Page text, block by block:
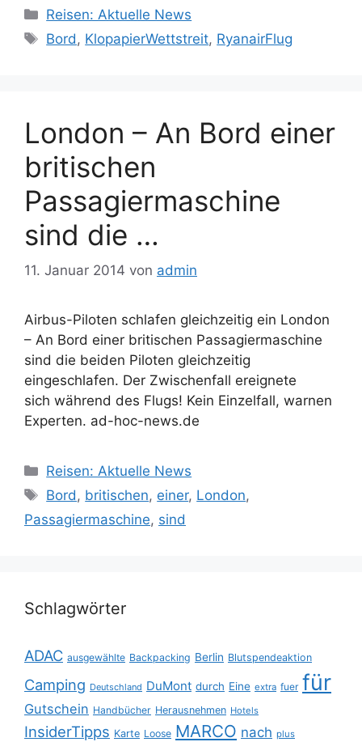
Kategorien
Reisen: Aktuelle News
Schlagwörter
Bord , KlopapierWettstreit, RyanairFlug
London – An Bord einer
britischen
Passagiermaschine
sind die …
11. Januar 2014 von admin
Airbus-Piloten schlafen gleichzeitig ein London
– An Bord einer britischen Passagiermaschine
sind die beiden Piloten gleichzeitig
eingeschlafen. Der Zwischenfall ereignete
sich während des Flugs! Kein Einzelfall, warnen
Experten. ad-hoc-news.de
Kategorien
Reisen: Aktuelle News
Schlagwörter
Bord, britischen, einer, London,
Passagiermaschine, sind
Schlagwörter
ADAC ausgewählte Backpacking Berlin Blutspendeaktion
Camping Deutschland DuMont durch Eine extra fuer für
Gutschein Handbücher Herausnehmen Hotels
InsiderTipps Karte Loose MARCO nach plus